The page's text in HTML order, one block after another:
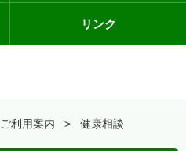
リンク
ご利用案内 健康相談